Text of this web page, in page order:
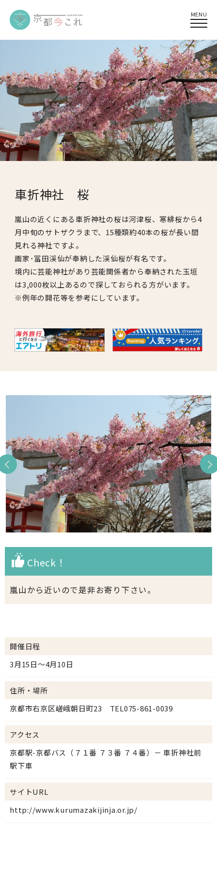
MENU
車折神社 桜
嵐山の近くにある車折神社の桜は河津桜、寒緋桜から4
月中旬のサトザクラまで、15種類約40本の桜が長い間
見れる神社ですよ。
画家･冨田渓仙が奉納した渓仙桜が有名です。
境内に芸能神社があり芸能関係者から奉納された玉垣
は3,000枚以上あるので探しておられる方がいます。
※例年の開花等を参考にしています。
Check！
嵐山から近いので是非お寄り下さい。
開催日程
3月15日～4月10日
住所・場所
京都市右京区嵯峨朝日町23 TEL075-861-0039
アクセス
京都駅-京都バス（７１番 ７３番 ７４番）－ 車折神社前
駅下車
サイトURL
http://www.kurumazakijinja.or.jp/